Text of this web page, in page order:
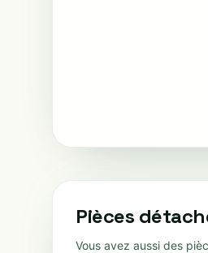
Pièces
Vous avez aussi des